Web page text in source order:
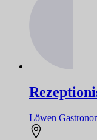
Löwen